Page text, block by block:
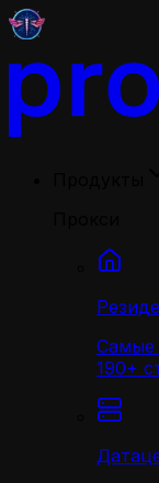
Самые
190+